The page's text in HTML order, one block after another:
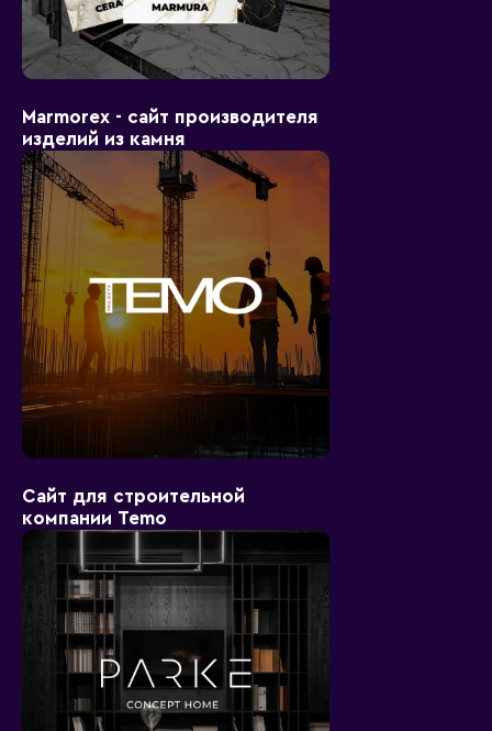
Marmorex - сайт производителя
изделий из камня
Сайт для строительной
компании Temo